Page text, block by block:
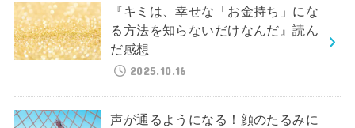
『キミは、幸せな「お金持ち」にな
る方法を知らないだけなんだ』読ん
だ感想
2025.10.16
声が通るようになる！顔のたるみに